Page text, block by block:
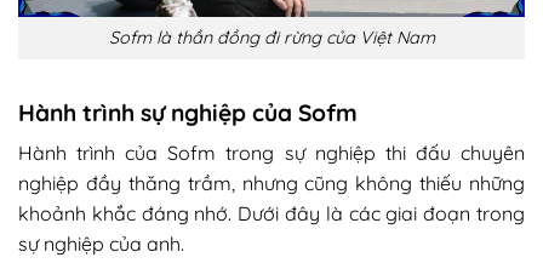
Sofm là thần đồng đi rừng của Việt Nam
Hành trình sự nghiệp của Sofm
Hành trình của Sofm trong sự nghiệp thi đấu chuyên
nghiệp đầy thăng trầm, nhưng cũng không thiếu những
khoảnh khắc đáng nhớ. Dưới đây là các giai đoạn trong
sự nghiệp của anh.